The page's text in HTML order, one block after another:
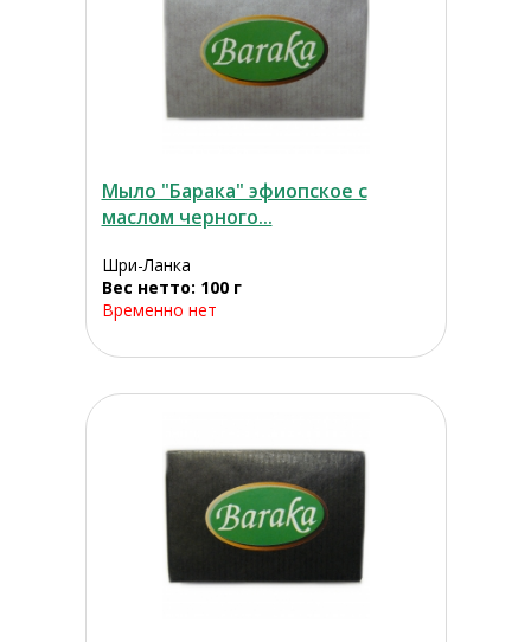
Мыло "Барака" эфиопское с
маслом черного...
Шри-Ланка
Вес нетто: 100 г
Временно нет